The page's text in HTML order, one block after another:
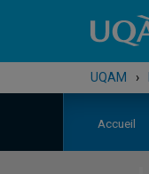
UQAM ›
Accueil